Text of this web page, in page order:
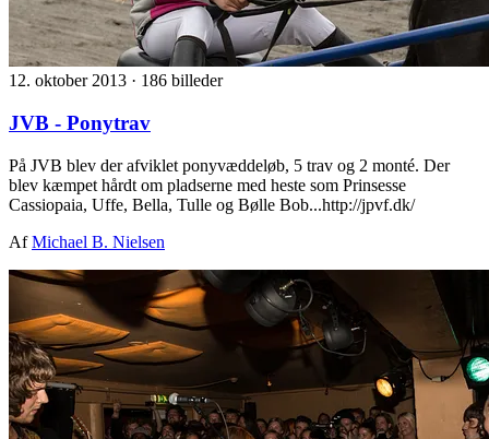
12. oktober 2013 · 186 billeder
JVB - Ponytrav
På JVB blev der afviklet ponyvæddeløb, 5 trav og 2 monté. Der
blev kæmpet hårdt om pladserne med heste som Prinsesse
Cassiopaia, Uffe, Bella, Tulle og Bølle Bob...http://jpvf.dk/
AfMichael B. Nielsen